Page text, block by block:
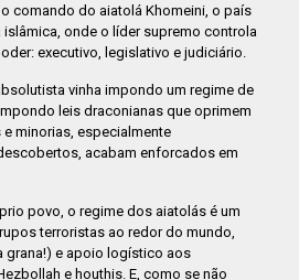
comando do aiatolá Khomeini, o país
onde o líder supremo controla
executivo, legislativo e judiciário.
vinha impondo um regime de
leis draconianas que oprimem
minorias, especialmente
acabam enforcados em
povo, o regime dos aiatolás é um
terroristas ao redor do mundo,
grana!) e apoio logístico aos
e houthis. E, como se não